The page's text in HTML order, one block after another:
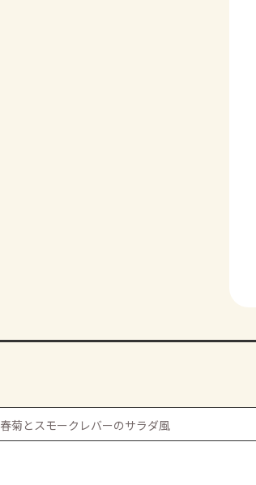
春菊とスモークレバーのサラダ風